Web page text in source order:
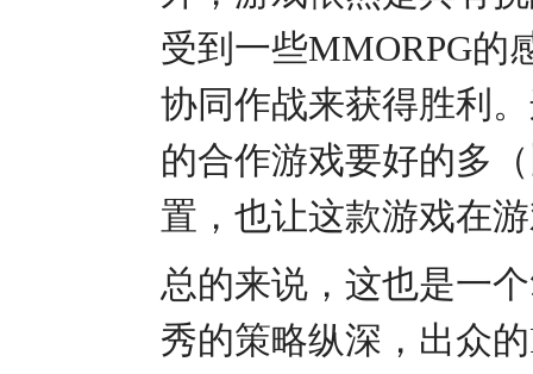
受到一些MMORPG的
协同作战来获得胜利
的合作游戏要好的多
置，也让这款游戏在
总的来说，这也是一
秀的策略纵深，出众